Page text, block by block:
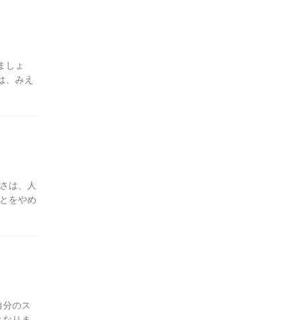
しょ
みえ
は、人
をやめ
のス